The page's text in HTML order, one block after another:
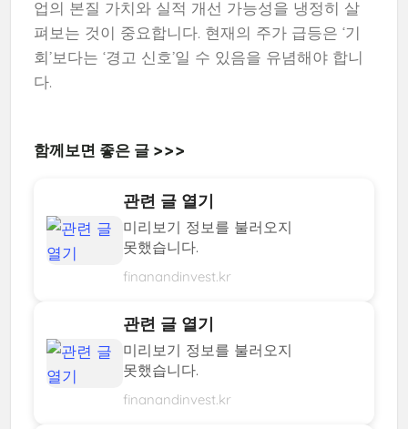
업의 본질 가치와 실적 개선 가능성을 냉정히 살
펴보는 것이 중요합니다. 현재의 주가 급등은 ‘기
회’보다는 ‘경고 신호’일 수 있음을 유념해야 합니
다.
함께보면 좋은 글 >>>
관련 글 열기
미리보기 정보를 불러오지
못했습니다.
finanandinvest.kr
관련 글 열기
미리보기 정보를 불러오지
못했습니다.
finanandinvest.kr